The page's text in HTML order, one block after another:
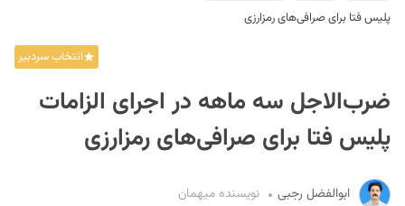
پلیس فتا برای صرافی‌های رمزارزی
انتخاب سردبیر
ضرب‌الاجل سه ماهه در اجرای الزامات
پلیس فتا برای صرافی‌های رمزارزی
ابوالفضل رجبی نویسنده میهمان